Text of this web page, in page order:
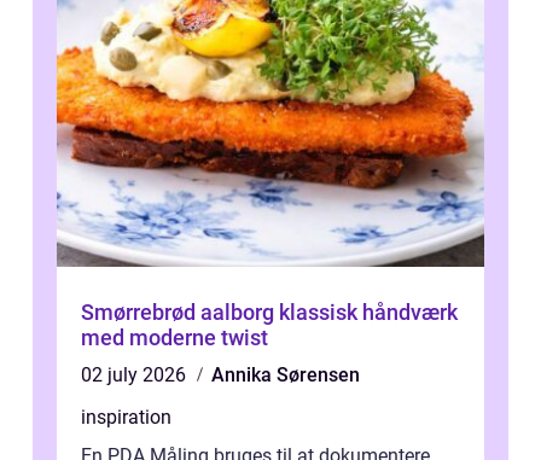
Smørrebrød aalborg klassisk håndværk
med moderne twist
02 july 2026
Annika Sørensen
inspiration
En PDA Måling bruges til at dokumentere